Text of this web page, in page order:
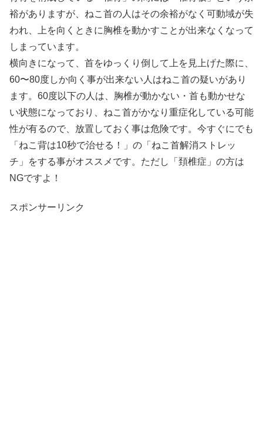
裕がありますが、ねこ首の人はその余裕がなく可動域が失
われ、上を向くときに胸椎を動かすことが出来なくなって
しまっています。
横向きになって、首をゆっくり倒して上を見上げた際に、
60〜80度しか向く事が出来ない人はねこ首の疑いがあり
ます。60度以下の人は、胸椎が動かない・首も動かせな
い状態になっており、ねこ首がかなり重症化している可能
性が有るので、放置しておく事は危険です。今すぐにでも
「ねこ背は10秒で治せる！」の「ねこ首解消ストレッ
チ」をする事がオススメです。ただし「頚椎症」の方は
NGですよ！
スポンサーリンク